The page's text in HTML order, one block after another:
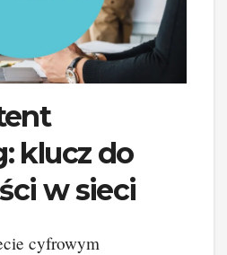
klucz do
w sieci
cyfrowym